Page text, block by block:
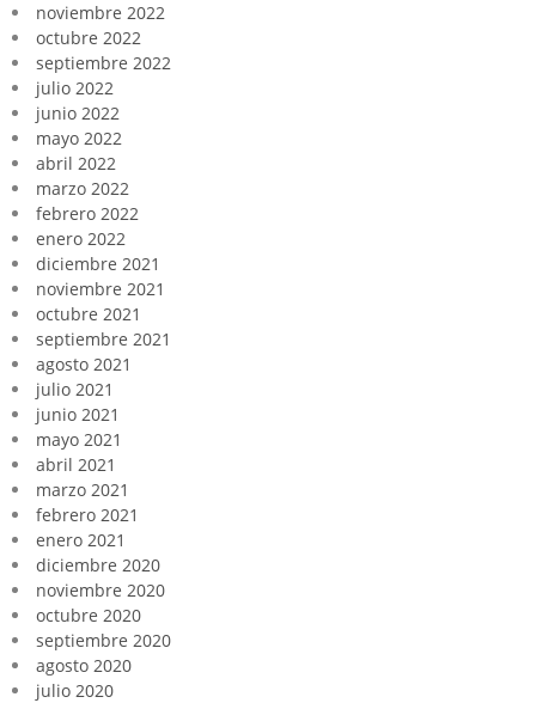
noviembre 2022
octubre 2022
septiembre 2022
julio 2022
junio 2022
mayo 2022
abril 2022
marzo 2022
febrero 2022
enero 2022
diciembre 2021
noviembre 2021
octubre 2021
septiembre 2021
agosto 2021
julio 2021
junio 2021
mayo 2021
abril 2021
marzo 2021
febrero 2021
enero 2021
diciembre 2020
noviembre 2020
octubre 2020
septiembre 2020
agosto 2020
julio 2020